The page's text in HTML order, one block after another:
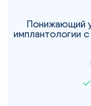
Понижающий
имплантологии